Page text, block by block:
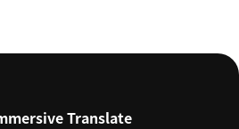
Translate